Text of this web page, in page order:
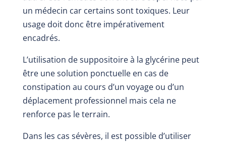
un médecin car certains sont toxiques. Leur
usage doit donc être impérativement
encadrés.
L’utilisation de suppositoire à la glycérine peut
être une solution ponctuelle en cas de
constipation au cours d’un voyage ou d’un
déplacement professionnel mais cela ne
renforce pas le terrain.
Dans les cas sévères, il est possible d’utiliser